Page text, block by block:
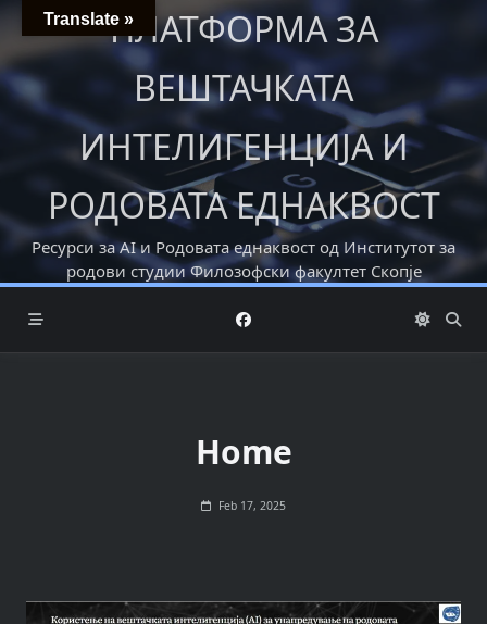
content
ПЛАТФОРМА ЗА
ВЕШТАЧКАТА
ИНТЕЛИГЕНЦИЈА И
РОДОВАТА ЕДНАКВОСТ
Ресурси за AI и Родовата еднаквост од Институтот за
родови студии Филoзофски факултет Скопје
Home
Feb 17, 2025
Translate »